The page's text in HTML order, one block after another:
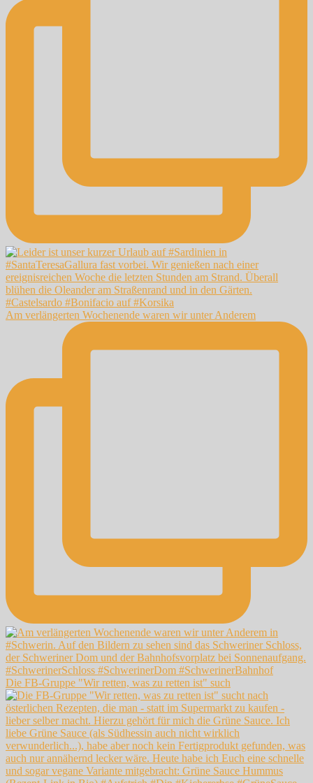
Am verlängerten Wochenende waren wir unter Anderem
Die FB-Gruppe "Wir retten, was zu retten ist" such